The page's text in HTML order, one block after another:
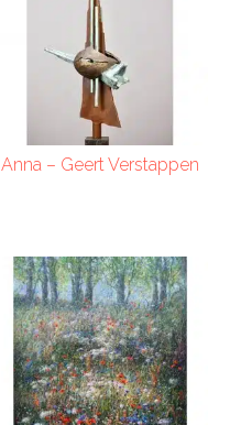
Anna – Geert Verstappen